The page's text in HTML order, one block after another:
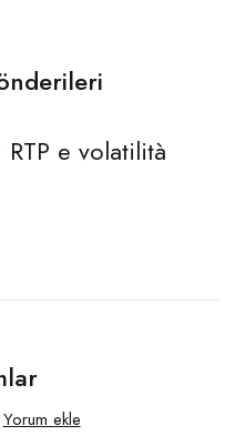
social en
Yorum ekle